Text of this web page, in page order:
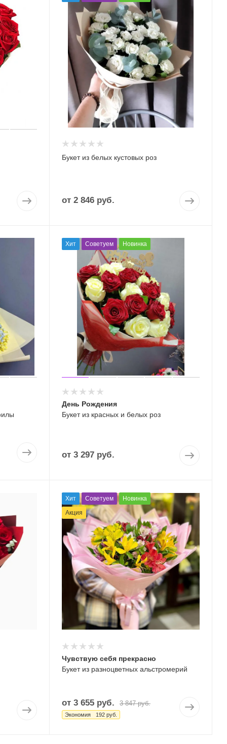
Букет из белых кустовых роз
от 2 846 руб.
Хит Советуем Новинка
Букет из красных и белых роз
День Рождения
от 3 297 руб.
Хит Советуем
Новинка
Акция
Букет из разноцветных альстромерий
Чувствую себя прекрасно
от 3 655 руб. 3 847 руб.
Экономия 192 руб.